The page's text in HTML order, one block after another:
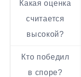
Какая оценка
считается
высокой?
Кто победил
в споре?